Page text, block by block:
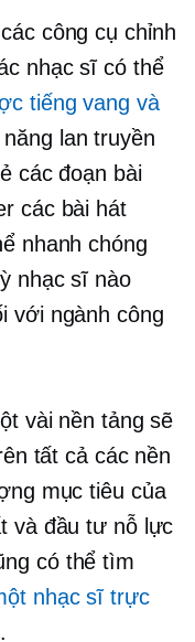
công cụ chỉnh
nhạc sĩ có thể
tiếng vang và
lan truyền
các đoạn bài
các bài hát
nhanh chóng
nhạc sĩ nào
với ngành công
vài nền tảng sẽ
tất cả các nền
mục tiêu của
và đầu tư nỗ lực
có thể tìm
nhạc sĩ trực